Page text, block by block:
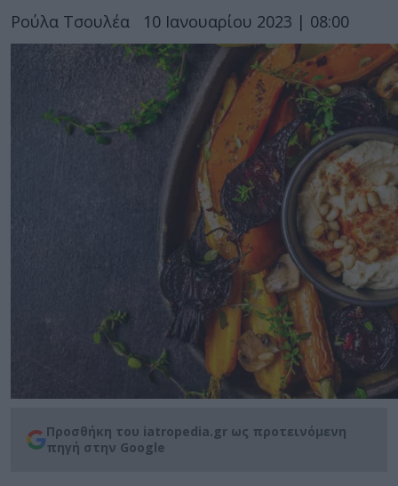
Ρούλα Τσουλέα 10 Ιανουαρίου 2023 | 08:00
Προσθήκη του iatropedia.gr ως προτεινόμενη
πηγή στην Google